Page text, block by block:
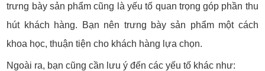
trưng bày sản phẩm cũng là yếu tố quan trọng góp phần thu
hút khách hàng. Bạn nên trưng bày sản phẩm một cách
khoa học, thuận tiện cho khách hàng lựa chọn.
Ngoài ra, bạn cũng cần lưu ý đến các yếu tố khác như: